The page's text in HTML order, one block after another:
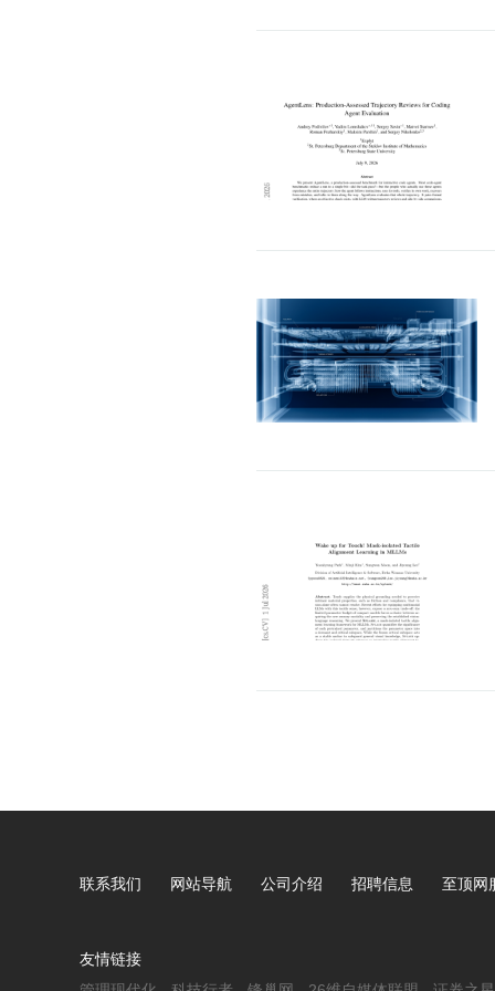
联系我们 网站导航 公司介绍 招聘信息 至顶网
友情链接